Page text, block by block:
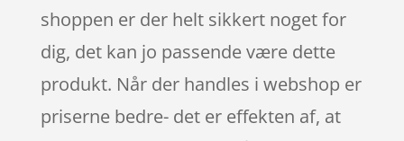
shoppen er der helt sikkert noget for
dig, det kan jo passende være dette
produkt. Når der handles i webshop er
priserne bedre- det er effekten af, at